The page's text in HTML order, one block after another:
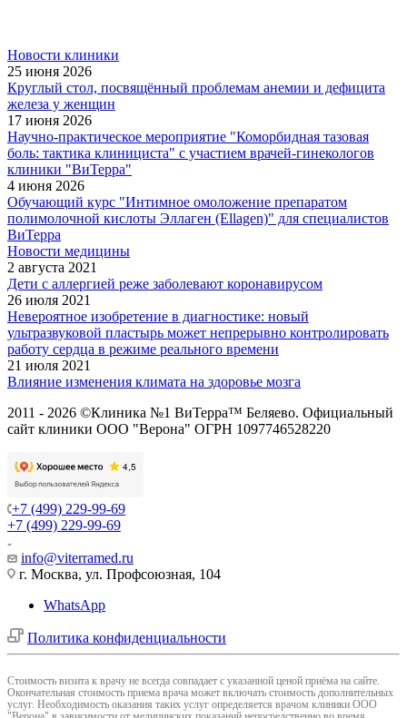
Новости клиники
25 июня 2026
Круглый стол, посвящённый проблемам анемии и дефицита
железа у женщин
17 июня 2026
Научно-практическое мероприятие "Коморбидная тазовая
боль: тактика клинициста" с участием врачей-гинекологов
клиники "ВиТерра"
4 июня 2026
Обучающий курс "Интимное омоложение препаратом
полимолочной кислоты Эллаген (Ellagen)" для специалистов
ВиТерра
Новости медицины
2 августа 2021
Дети с аллергией реже заболевают коронавирусом
26 июля 2021
Невероятное изобретение в диагностике: новый
ультразвуковой пластырь может непрерывно контролировать
работу сердца в режиме реального времени
21 июля 2021
Влияние изменения климата на здоровье мозга
2011 - 2026 ©Клиника №1 ВиТерра™ Беляево. Официальный
сайт клиники ООО "Верона" ОГРН 1097746528220
+7 (499) 229-99-69
+7 (499) 229-99-69
info@viterramed.ru
г. Москва, ул. Профсоюзная, 104
WhatsApp
Политика конфиденциальности
Cтоимость визита к врачу не всегда совпадает с указанной ценой приёма на сайте.
Окончательная стоимость приема врача может включать стоимость дополнительных
услуг. Необходимость оказания таких услуг определяется врачом клиники ООО